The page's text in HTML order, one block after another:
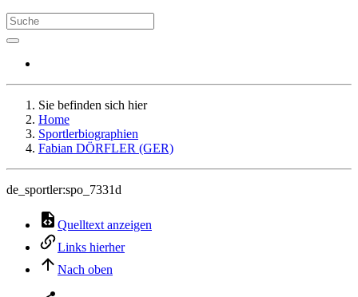
Sie befinden sich hier
Home
Sportlerbiographien
Fabian DÖRFLER (GER)
de_sportler:spo_7331d
Quelltext anzeigen
Links hierher
Nach oben